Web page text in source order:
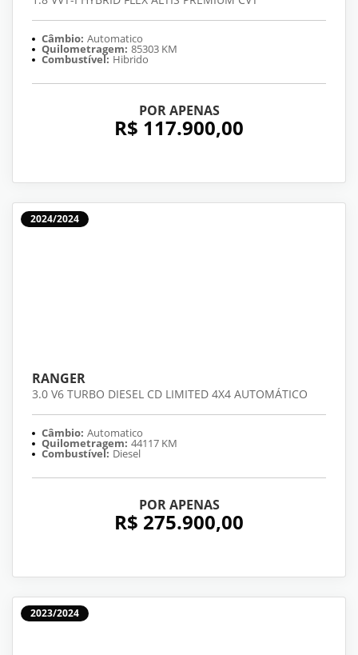
Câmbio: Automatico
Quilometragem: 85303 KM
Combustível: Hibrido
POR APENAS
R$ 117.900,00
2024/2024
RANGER
3.0 V6 TURBO DIESEL CD LIMITED 4X4 AUTOMÁTICO
Câmbio: Automatico
Quilometragem: 44117 KM
Combustível: Diesel
POR APENAS
R$ 275.900,00
2023/2024